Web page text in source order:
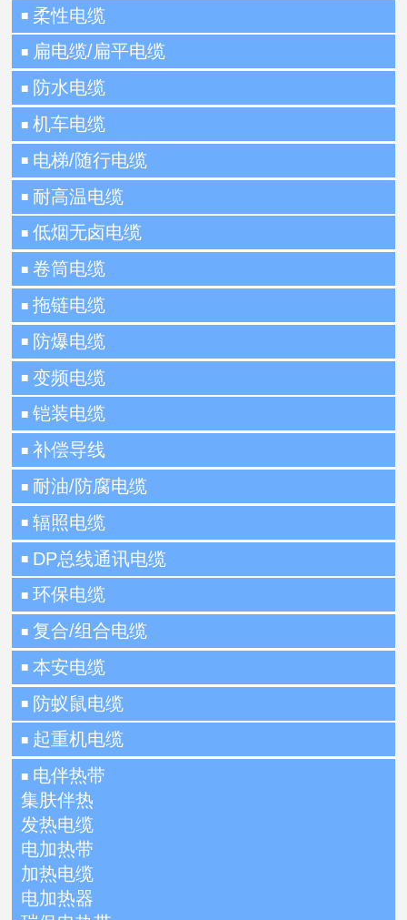
■ 柔性电缆
■ 扁电缆/扁平电缆
■ 防水电缆
■ 机车电缆
■ 电梯/随行电缆
■ 耐高温电缆
■ 低烟无卤电缆
■ 卷筒电缆
■ 拖链电缆
■ 防爆电缆
■ 变频电缆
■ 铠装电缆
■ 补偿导线
■ 耐油/防腐电缆
■ 辐照电缆
■ DP总线通讯电缆
■ 环保电缆
■ 复合/组合电缆
■ 本安电缆
■ 防蚁鼠电缆
■ 起重机电缆
■ 电伴热带
集肤伴热
发热电缆
电加热带
加热电缆
电加热器